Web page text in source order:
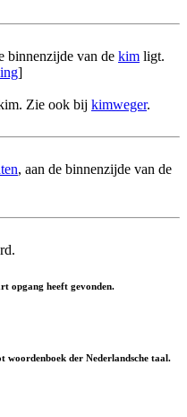
binnenzijde van de kim ligt.
]
Zie ook bij kimweger.
, aan de binnenzijde van de
opgang heeft gevonden.
der Nederlandsche taal.